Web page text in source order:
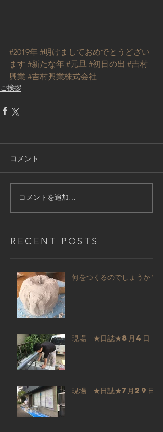
#2019年 #明けましておめでとうどざい
ます #新たな年 #元旦 #初日の出 #吉村
興業 #吉村興業株式会社
ご挨拶
コメント
コメントを追加…
RECENT POSTS
何をつくるのでしょうか？
現場 ★日誌★8月4日
現場 ★日誌★7月29日